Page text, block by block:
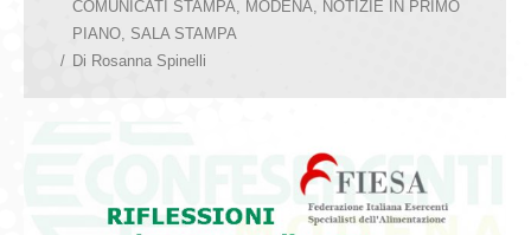
COMUNICATI STAMPA
MODENA
NOTIZIE IN PRIMO
PIANO SALA STAMPA
Di Rosanna Spinelli